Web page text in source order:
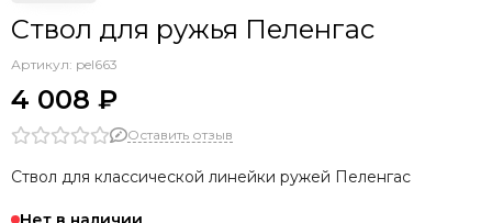
Ствол для ружья Пеленгас
Артикул: pel663
4 008 ₽
Оставить отзыв
Ствол для классической линейки ружей Пеленгас